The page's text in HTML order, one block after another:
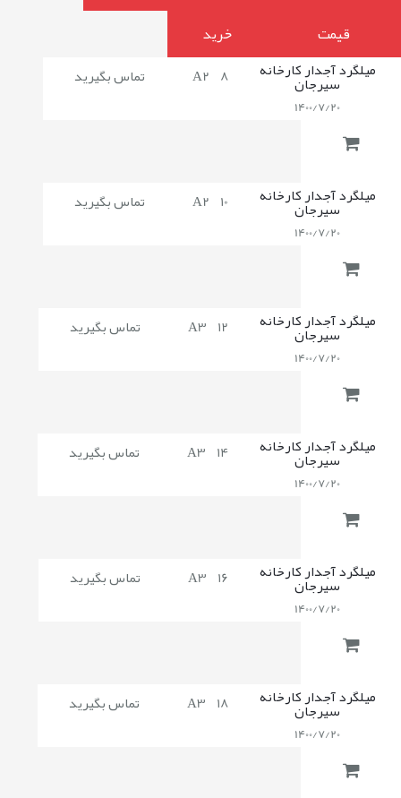
قیمت
خرید
میلگرد آجدار کارخانه
سیرجان
1400/7/20
8
A2 تماس بگیرید
میلگرد آجدار کارخانه
سیرجان
1400/7/20
10
A2 تماس بگیرید
میلگرد آجدار کارخانه
سیرجان
1400/7/20
12
A3 تماس بگیرید
میلگرد آجدار کارخانه
سیرجان
1400/7/20
14
A3 تماس بگیرید
میلگرد آجدار کارخانه
سیرجان
1400/7/20
16
A3 تماس بگیرید
میلگرد آجدار کارخانه
سیرجان
1400/7/20
18
A3 تماس بگیرید